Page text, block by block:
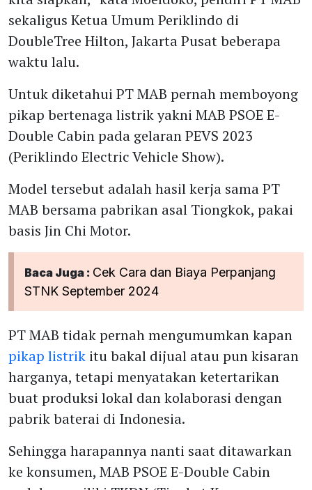
sekaligus Ketua Umum Periklindo di
DoubleTree Hilton, Jakarta Pusat beberapa
waktu lalu.
Untuk diketahui PT MAB pernah memboyong
pikap bertenaga listrik yakni MAB PSOE E-
Double Cabin pada gelaran PEVS 2023
(Periklindo Electric Vehicle Show).
Model tersebut adalah hasil kerja sama PT
MAB bersama pabrikan asal Tiongkok, pakai
basis Jin Chi Motor.
Baca Juga : Cek Cara dan Biaya Perpanjang
STNK September 2024
PT MAB tidak pernah mengumumkan kapan
pikap listrik itu bakal dijual atau pun kisaran
harganya, tetapi menyatakan ketertarikan
buat produksi lokal dan kolaborasi dengan
pabrik baterai di Indonesia.
Sehingga harapannya nanti saat ditawarkan
ke konsumen, MAB PSOE E-Double Cabin